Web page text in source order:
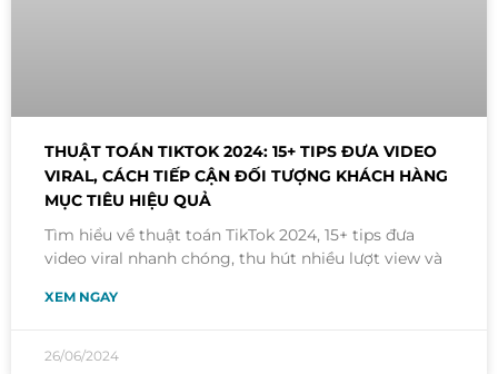
THUẬT TOÁN TIKTOK 2024: 15+ TIPS ĐƯA VIDEO
VIRAL, CÁCH TIẾP CẬN ĐỐI TƯỢNG KHÁCH HÀNG
MỤC TIÊU HIỆU QUẢ
Tìm hiểu về thuật toán TikTok 2024, 15+ tips đưa
video viral nhanh chóng, thu hút nhiều lượt view và
XEM NGAY
26/06/2024